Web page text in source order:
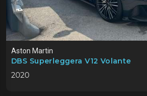
Aston Martin
DBS Superleggera V12 Volante
2020